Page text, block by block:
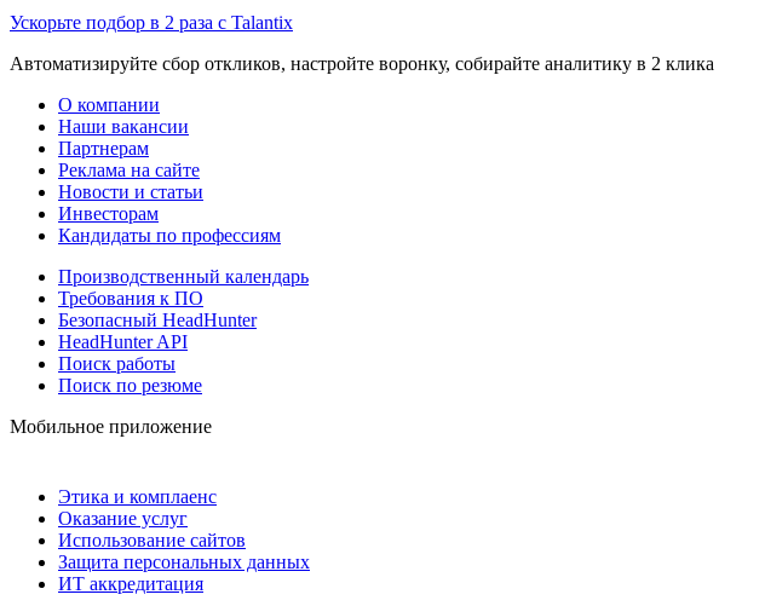
Ускорьте подбор в 2 раза с Talantix
Автоматизируйте сбор откликов, настройте воронку, собирайте аналитику в 2 клика
О компании
Наши вакансии
Партнерам
Реклама на сайте
Новости и статьи
Инвесторам
Кандидаты по профессиям
Производственный календарь
Требования к ПО
Безопасный HeadHunter
HeadHunter API
Поиск работы
Поиск по резюме
Мобильное приложение
Этика и комплаенс
Оказание услуг
Использование сайтов
Защита персональных данных
ИТ аккредитация